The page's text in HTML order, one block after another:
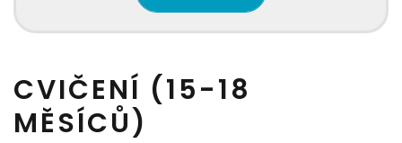
CVIČENÍ (15-18
MĚSÍCŮ)